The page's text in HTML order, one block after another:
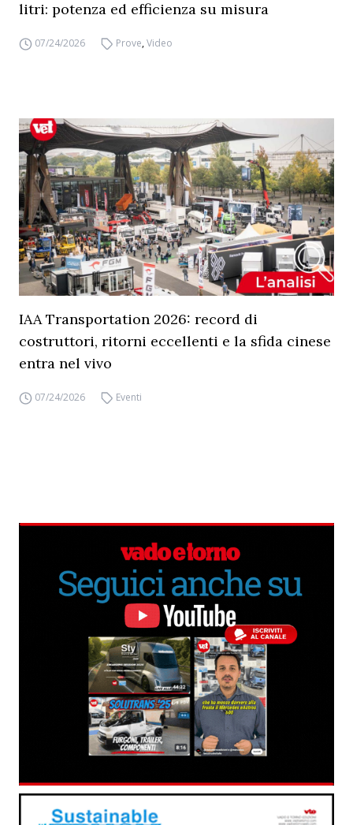
litri: potenza ed efficienza su misura
07/24/2026 Prove,Video
IAA Transportation 2026: record di
costruttori, ritorni eccellenti e la sfida cinese
entra nel vivo
07/24/2026 Eventi